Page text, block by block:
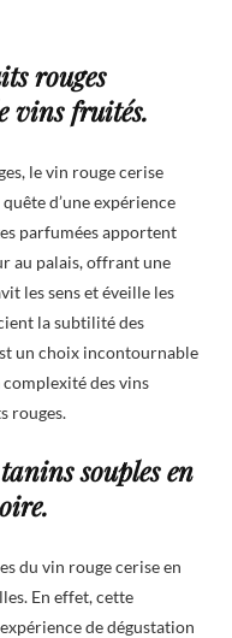
rouges
vins fruités.
le vin rouge cerise
d’une expérience
parfumées apportent
au palais, offrant une
les sens et éveille les
la subtilité des
un choix incontournable
des vins
rouges.
souples en
du vin rouge cerise en
En effet, cette
de dégustation